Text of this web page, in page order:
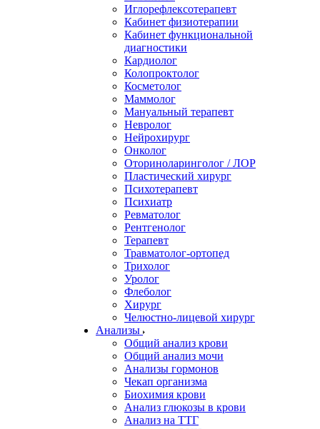
Иглорефлексотерапевт
Кабинет физиотерапии
Кабинет функциональной
диагностики
Кардиолог
Колопроктолог
Косметолог
Маммолог
Мануальный терапевт
Невролог
Нейрохирург
Онколог
Оториноларинголог / ЛОР
Пластический хирург
Психотерапевт
Психиатр
Ревматолог
Рентгенолог
Терапевт
Травматолог-ортопед
Трихолог
Уролог
Флеболог
Хирург
Челюстно-лицевой хирург
Анализы
Общий анализ крови
Общий анализ мочи
Анализы гормонов
Чекап организма
Биохимия крови
Анализ глюкозы в крови
Анализ на ТТГ